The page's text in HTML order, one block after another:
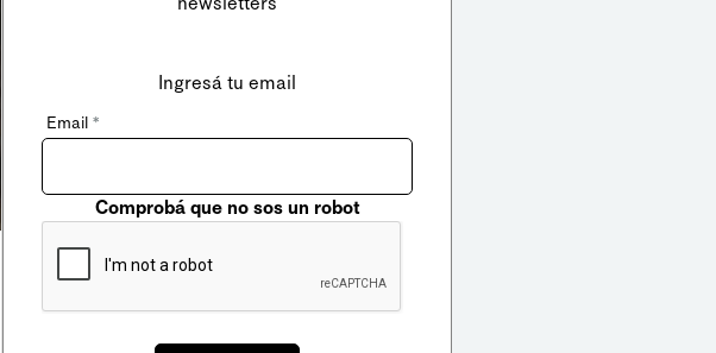
Ingresá tu email
Email *
Comprobá que no sos un robot